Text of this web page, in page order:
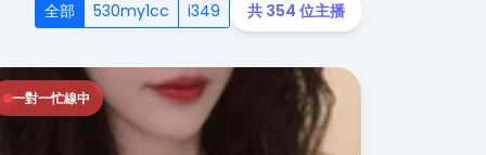
全部 530my1cc i349 共 354 位主播
一對一忙線中